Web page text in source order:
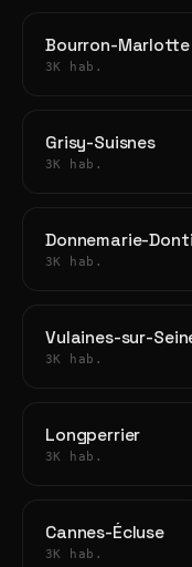
Bourron-Marlotte
3K hab.
Grisy-Suisnes
3K hab.
Donnemarie-
3K hab.
Vulaines-sur-
3K hab.
Longperrier
3K hab.
Cannes-Écluse
3K hab.